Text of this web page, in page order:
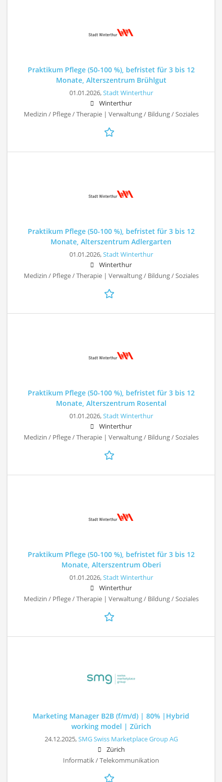
Praktikum Pflege (50-100 %), befristet für 3 bis 12
Monate, Alterszentrum Brühlgut
01.01.2026,Stadt Winterthur
Winterthur
Medizin / Pflege / Therapie | Verwaltung / Bildung / Soziales
Praktikum Pflege (50-100 %), befristet für 3 bis 12
Monate, Alterszentrum Adlergarten
01.01.2026,Stadt Winterthur
Winterthur
Medizin / Pflege / Therapie | Verwaltung / Bildung / Soziales
Praktikum Pflege (50-100 %), befristet für 3 bis 12
Monate, Alterszentrum Rosental
01.01.2026,Stadt Winterthur
Winterthur
Medizin / Pflege / Therapie | Verwaltung / Bildung / Soziales
Praktikum Pflege (50-100 %), befristet für 3 bis 12
Monate, Alterszentrum Oberi
01.01.2026,Stadt Winterthur
Winterthur
Medizin / Pflege / Therapie | Verwaltung / Bildung / Soziales
Marketing Manager B2B (f/m/d) | 80% |Hybrid
working model | Zürich
24.12.2025,SMG Swiss Marketplace Group AG
Zürich
Informatik / Telekommunikation